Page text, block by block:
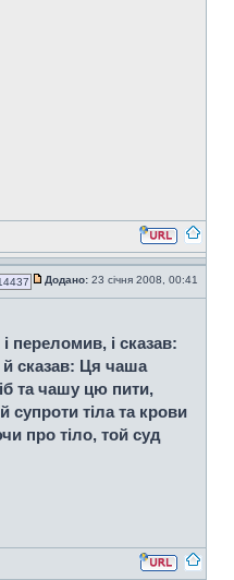
Додано: 23 січня 2008, 00:41
переломив, і сказав:
й сказав: Ця чаша
та чашу цю пити,
тіла та крови
про тіло, той суд